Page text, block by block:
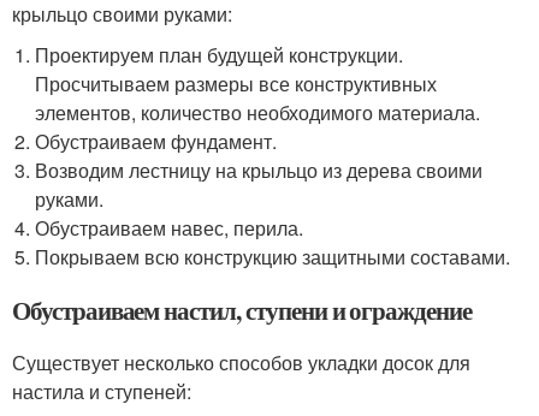
крыльцо своими руками:
Проектируем план будущей конструкции.
Просчитываем размеры все конструктивных
элементов, количество необходимого материала.
Обустраиваем фундамент.
Возводим лестницу на крыльцо из дерева своими
руками.
Обустраиваем навес, перила.
Покрываем всю конструкцию защитными составами.
Обустраиваем настил, ступени и ограждение
Существует несколько способов укладки досок для
настила и ступеней: